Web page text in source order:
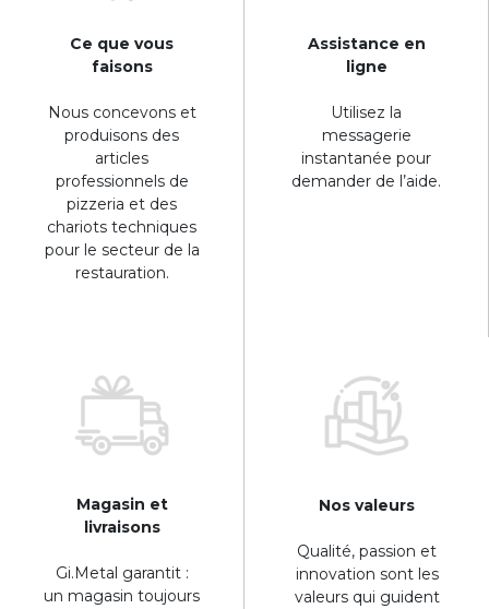
Ce que vous
faisons
Nous concevons et
produisons des
articles
professionnels de
pizzeria et des
chariots techniques
pour le secteur de la
restauration.
Assistance en
ligne
Utilisez la
messagerie
instantanée pour
demander de l’aide.
Magasin et
livraisons
Gi.Metal garantit :
un magasin toujours
Nos valeurs
Qualité, passion et
innovation sont les
valeurs qui guident